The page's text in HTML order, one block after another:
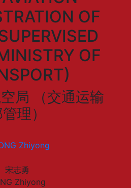
OF
OF
局 （交通运输
理）
宋志勇
Zhiyong